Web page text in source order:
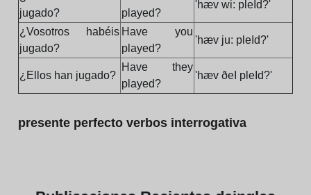
jugado?
played?
'hæv wi: pleId?'
¿Vosotros habéis
jugado?
Have you
played?
'hæv ju: pleId?'
¿Ellos han jugado?
Have they
played?
'hæv ðeI pleId?'
presente perfecto verbos interrogativa